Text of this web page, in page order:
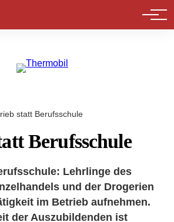
statt Berufsschule
Berufsschule
Lehrlinge des
und der Drogerien
im Betrieb aufnehmen.
der Auszubildenden ist